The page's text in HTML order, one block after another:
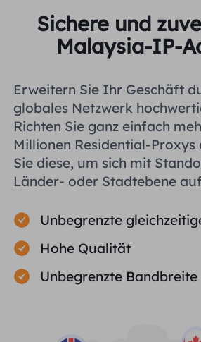
Sichere und
Malaysia-IP-
Erweitern Sie Ihr Geschäft
globales Netzwerk
Richten Sie ganz einfach
Millionen Residential-Proxys
Sie diese, um sich mit
Länder- oder Stadtebene
effizienten Erfassung
helfen.
Unbegrenzte
Hohe Qualität
Unbegrenzte Bandbreite